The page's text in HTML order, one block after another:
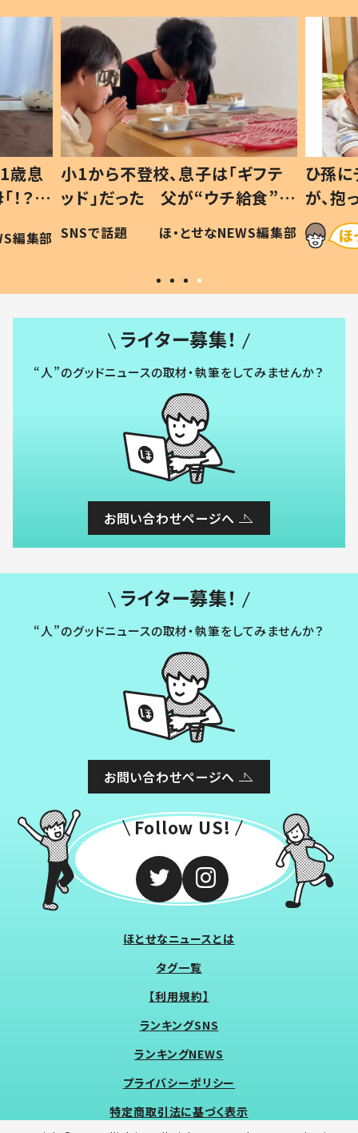
歳息
？」
編集部
小1から不登校、息子は「ギフテ
ッド」だった 父が“ウチ給食”を
作り続ける理由とは #令和の親
#令和の子
SNSで話題 ほ・とせなNEWS編集部
ひ孫
が、
「涙が
い」
ライター募集！
“人”のグッドニュースの取材・執筆をしてみませんか？
お問い合わせページへ
ライター募集！
“人”のグッドニュースの取材・執筆をしてみませんか？
お問い合わせページへ
Follow US!
ほとせなニュースとは
タグ一覧
【利用規約】
ランキングSNS
ランキングNEWS
プライバシーポリシー
特定商取引法に基づく表示